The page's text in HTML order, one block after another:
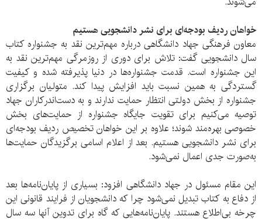
خواهان ردیف بودجه‌ای برای نشر دانشجویی هستیم
معاون فرهنگی جهاد دانشگاهی درباره مهم‌ترین نقد به جشنواره کتاب
سال دانشجویی گفت: تلاش برای دوری از روزمرگی مهم‌ترین نقد به
این جشنواره است. قدمت جشنواره‌ها در دنیا پذیرفته شده و کیفیت
گستردگی به همین نسبت باید افزایش پیدا کند. متولیان برگزاری
جشنواره از بخش دولتی انتظار حمایت ندارند و به دست‌‌اندرکاران جهاد
توصیه می‌کنیم برای تقویت جایگاه جشنواره از حمایت‌های بخش
خصوصی بهره‌مند شوند؛ علاوه بر این خواهان تخصیص ردیف بودجه‌ای
برای نشر دانشجویی هستیم. بعد از اعلام اسامی برگزیدگان حمایت‌ها
به‌صورت جدی اعمال نمی‌شود.
این مقام مسئول در جهاد دانشگاهی افزود: بسیاری از پایان‌نامه‌ها بعد
از دفاع به کتاب تبدیل نمی‌شود چرا که دانشجویان از فرایند قانونی این
چرخه بی‌اطلاع هستند. پایان‌نامه‌هایی که گاه برای تدوین آنها سه سال